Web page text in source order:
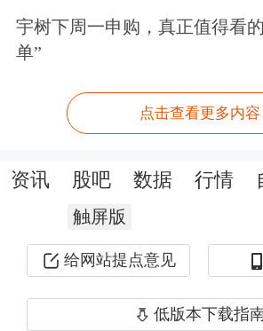
专业的服务、技术咨询
季收取服务经费，获得经
财务数据显示，新安洁近
持续承压，已连续四年陷
2022年至2024年，公司
亏损5307.05万元、5433
万元；2025年业绩进一步
现营业总收入3.94亿元
宇树下周一申购，真正值得看
单”
点击查看更多内容
资讯 股吧 数据 行情
触屏版
给网站提点意见
低版本下载指